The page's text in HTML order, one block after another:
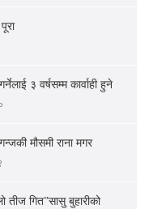
३ वर्षसम्म कार्वाही हुने
मौसमी राना मगर
तीज गित”सासु बुहारीको